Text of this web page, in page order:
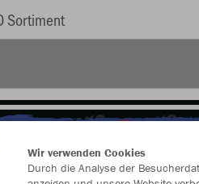
Sortiment
Wir verwenden Cookies
Durch die Analyse der